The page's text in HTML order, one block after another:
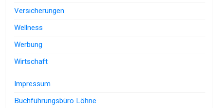
Versicherungen
Wellness
Werbung
Wirtschaft
Impressum
Buchführungsbüro Löhne